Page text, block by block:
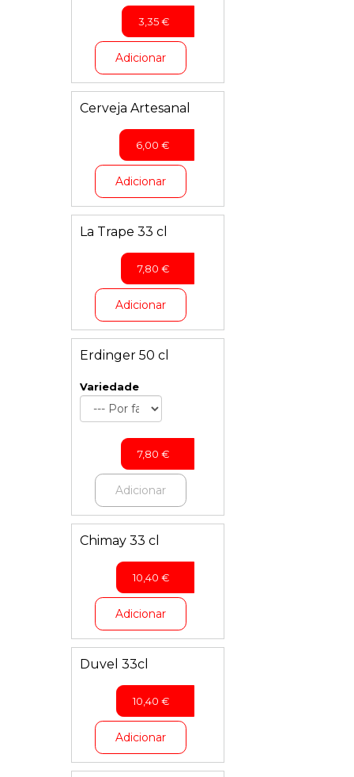
3,35€
Adicionar
Cerveja Artesanal
6,00 €
Adicionar
La Trape 33 cl
7,80 €
Adicionar
Erdinger 50 cl
Variedade
7,80 €
Adicionar
Chimay 33 cl
10,40 €
Adicionar
Duvel 33cl
10,40 €
Adicionar